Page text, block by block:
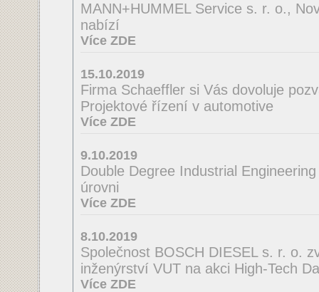
MANN+HUMMEL Service s. r. o.,
nabízí
Více ZDE
15.10.2019
Firma Schaeffler si Vás dovoluje
Projektové řízení v automotive
Více ZDE
9.10.2019
Double Degree Industrial
úrovni
Více ZDE
8.10.2019
Společnost BOSCH DIESEL s. r. o.
inženýrství VUT na akci High-Tech
Více ZDE